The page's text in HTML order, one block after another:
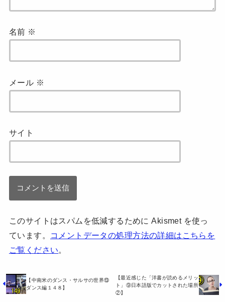
名前 ※
メール ※
サイト
このサイトはスパムを低減するために Akismet を使っ
ています。
コメントデータの処理方法の詳細はこちらを
ご覧ください。
【中南米のダンス・サルサの世界⑬
ダンス編１４８】
【最近感じた「洋書が読めるメリッ
ト」⑨日本語版でカットされた場所
②】